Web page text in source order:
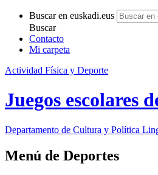
Buscar en euskadi.eus
Buscar
Contacto
Mi carpeta
Actividad Física y Deporte
Juegos escolares
Departamento de Cultura y Política
Menú de Deportes